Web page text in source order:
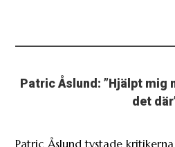
Patric Åslund: ”Hjälpt mig
det
Patric Åslund tystade